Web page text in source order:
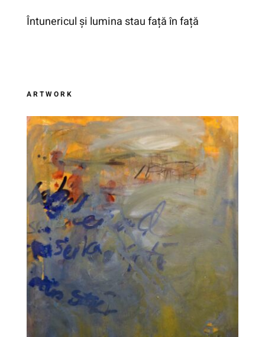
Întunericul și lumina stau față în față
ARTWORK